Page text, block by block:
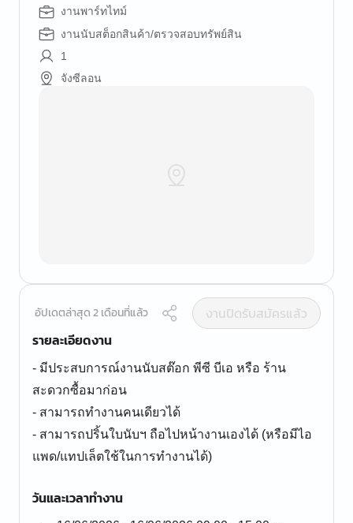
งานพาร์ทไทม์
งานนับสต็อกสินค้า/ตรวจสอบทรัพย์สิน
1
จังซีลอน
อัปเดตล่าสุด 2 เดือนที่แล้ว
งานปิดรับสมัครแล้ว
รายละเอียดงาน
- มีประสบการณ์งานนับสต๊อก พีซี บีเอ หรือ ร้าน
สะดวกซื้อมาก่อน
- สามารถทำงานคนเดียวได้
- สามารถปริ้นใบนับฯ ถือไปหน้างานเองได้ (หรือมีไอ
แพด/แทปเล็ตใช้ในการทำงานได้)
วันและเวลาทำงาน